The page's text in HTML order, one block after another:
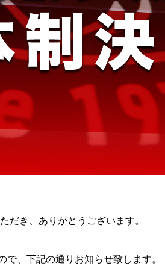
だき、ありがとうございます。
、下記の通りお知らせ致します。